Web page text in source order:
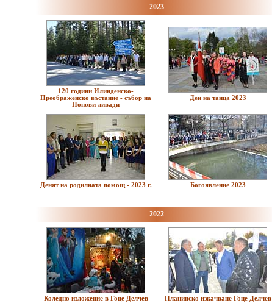
2023
120 години Илинденско-
Преображенско въстание - събор на
Попови ливади
Ден на танца 2023
Денят на родилната помощ - 2023 г. Богоявление 2023
2022
Коледно изложение в Гоце Делчев Планинско изкачване Гоце Делчев